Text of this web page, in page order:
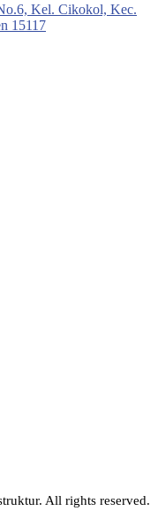
Kel. Cikokol, Kec.
15117
All rights reserved.